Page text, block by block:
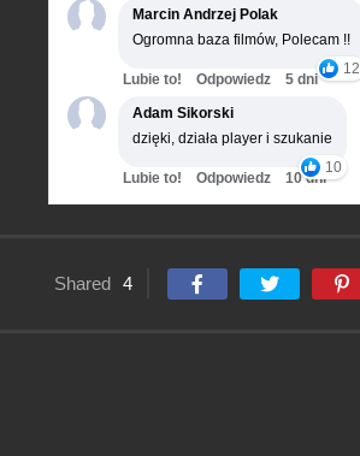
Marcin Andrzej Polak
Ogromna baza filmów, Polecam !!
12
Lubie to! Odpowiedz
5 dni
Adam Sikorski
dzięki, działa player i szukanie
10
Lubie to! Odpowiedz 10 dni
Shared 4